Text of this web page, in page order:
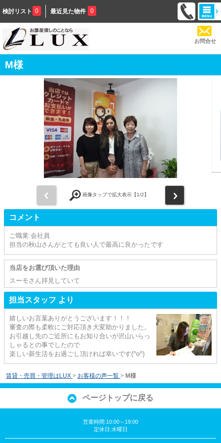
検討リスト 0 最近見た物件 0
お問合せ
M様
画像タップで拡大表示【1/2】
コメント
ご職業:会社員
担当の秋山さんがとても良い人で最高に良かったです
当店をお選び頂いた理由
スーモさん拝見していて
担当スタッフ より
嬉しいお言葉ありがとうございます！！！
審査の際も柔軟にご対応頂き大変助かりました。
お引越し先のご近所にもお知り合いが沢山いらっ
しゃるとの事でしたので
楽しい新生活をお過ごし頂ければ幸いです(^o^)
賃貸・売買・管理はLUX > お客様の声一覧 > M様
ページトップに戻る
営業時間:10:00～19:00
定休日:水曜日